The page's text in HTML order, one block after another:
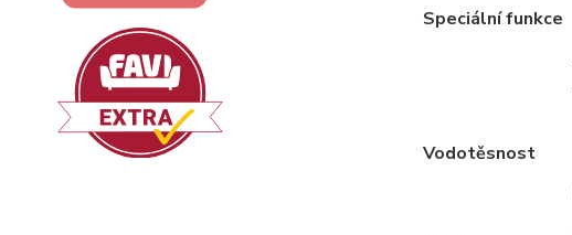
Speciální funkce
Vodotěsnost